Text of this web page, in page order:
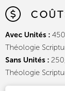
Avec Unités :
Théologie
Sans Unités :
Théologie